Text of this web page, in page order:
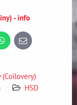
- info
WhatsApp
E-
mail
HSD